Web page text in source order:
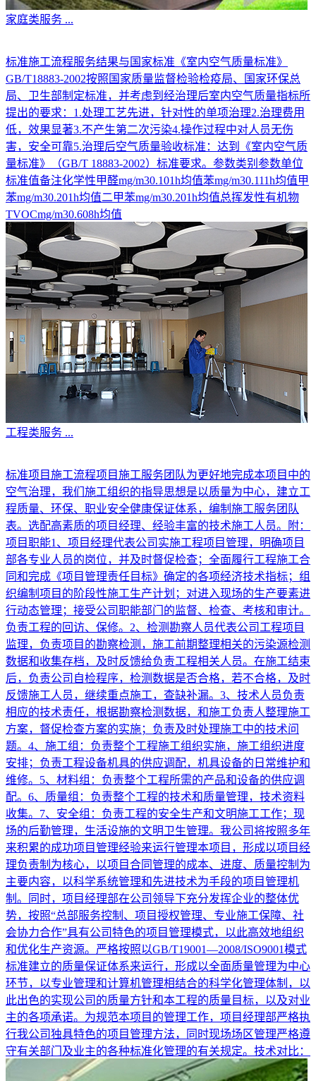
家庭类服务 ...
标准施工流程服务结果与国家标准《室内空气质量标准》
GB/T18883-2002按照国家质量监督检验检疫局、国家环保总
局、卫生部制定标准，并考虑到经治理后室内空气质量指标所
提出的要求：1.处理工艺先进，针对性的单项治理2.治理费用
低，效果显著3.不产生第二次污染4.操作过程中对人员无伤
害，安全可靠5.治理后空气质量验收标准：达到《室内空气质
量标准》（GB/T 18883-2002）标准要求。参数类别参数单位
标准值备注化学性甲醛mg/m30.101h均值苯mg/m30.111h均值甲
苯mg/m30.201h均值二甲苯mg/m30.201h均值总挥发性有机物
TVOCmg/m30.608h均值
工程类服务 ...
标准项目施工流程项目施工服务团队为更好地完成本项目中的
空气治理，我们施工组织的指导思想是以质量为中心，建立工
程质量、环保、职业安全健康保证体系，编制施工服务团队
表。选配高素质的项目经理、经验丰富的技术施工人员。附：
项目职能1、项目经理代表公司实施工程项目管理，明确项目
部各专业人员的岗位，并及时督促检查；全面履行工程施工合
同和完成《项目管理责任目标》确定的各项经济技术指标；组
织编制项目的阶段性施工生产计划；对进入现场的生产要素进
行动态管理；接受公司职能部门的监督、检查、考核和审计。
负责工程的回访、保修。2、检测勘察人员代表公司工程项目
监理，负责项目的勘察检测，施工前期整理相关的污染源检测
数据和收集存档，及时反馈给负责工程相关人员。在施工结束
后，负责公司自检程序，检测数据是否合格，若不合格，及时
反馈施工人员，继续重点施工，查缺补漏。3、技术人员负责
相应的技术责任，根据勘察检测数据，和施工负责人整理施工
方案，督促检查方案的实施；负责及时处理施工中的技术问
题。4、施工组：负责整个工程施工组织实施，施工组织进度
安排；负责工程设备机具的供应调配，机具设备的日常维护和
维修。5、材料组：负责整个工程所需的产品和设备的供应调
配。6、质量组：负责整个工程的技术和质量管理，技术资料
收集。7、安全组：负责工程的安全生产和文明施工工作；现
场的后勤管理，生活设施的文明卫生管理。我公司将按照多年
来积累的成功项目管理经验来运行管理本项目，形成以项目经
理负责制为核心，以项目合同管理的成本、进度、质量控制为
主要内容，以科学系统管理和先进技术为手段的项目管理机
制。同时，项目经理部在公司领导下充分发挥企业的整体优
势，按照“总部服务控制、项目授权管理、专业施工保障、社
会协力合作”具有公司特色的项目管理模式，以此高效地组织
和优化生产资源。严格按照以GB/T19001—2008/ISO9001模式
标准建立的质量保证体系来运行，形成以全面质量管理为中心
环节，以专业管理和计算机管理相结合的科学化管理体制，以
此出色的实现公司的质量方针和本工程的质量目标，以及对业
主的各项承诺。为规范本项目的管理工作，项目经理部严格执
行我公司独具特色的项目管理方法，同时现场场区管理严格遵
守有关部门及业主的各种标准化管理的有关规定。技术对比：